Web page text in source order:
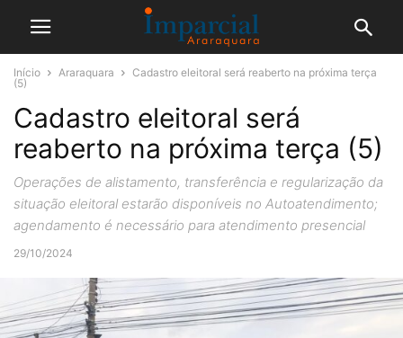
Início Araraquara
Cadastro eleitoral será reaberto na próxima terça
(5)
Cadastro eleitoral será
reaberto na próxima terça (5)
Operações de alistamento, transferência e regularização da
situação eleitoral estarão disponíveis no Autoatendimento;
agendamento é necessário para atendimento presencial
29/10/2024